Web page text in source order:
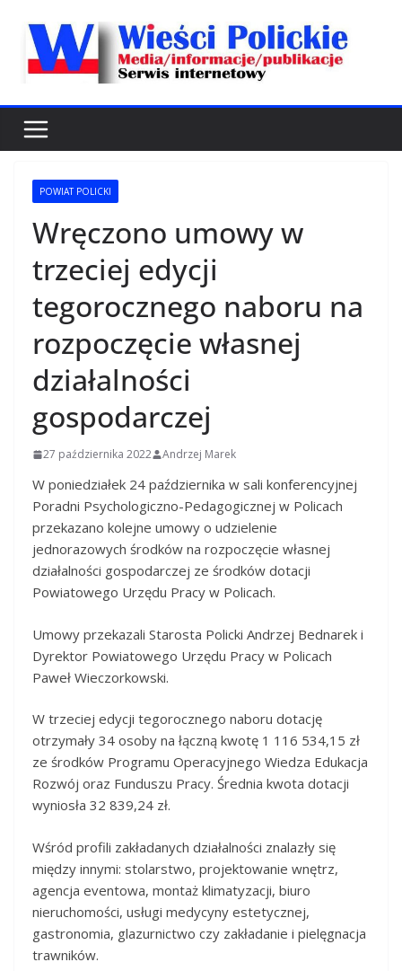
POWIAT POLICKI
Wręczono umowy w
trzeciej edycji
tegorocznego naboru na
rozpoczęcie własnej
działalności
gospodarczej
27 października 2022 Andrzej Marek
W poniedziałek 24 października w sali konferencyjnej
Poradni Psychologiczno-Pedagogicznej w Policach
przekazano kolejne umowy o udzielenie
jednorazowych środków na rozpoczęcie własnej
działalności gospodarczej ze środków dotacji
Powiatowego Urzędu Pracy w Policach.
Umowy przekazali Starosta Policki Andrzej Bednarek i
Dyrektor Powiatowego Urzędu Pracy w Policach
Paweł Wieczorkowski.
W trzeciej edycji tegorocznego naboru dotację
otrzymały 34 osoby na łączną kwotę 1 116 534,15 zł
ze środków Programu Operacyjnego Wiedza Edukacja
Rozwój oraz Funduszu Pracy. Średnia kwota dotacji
wyniosła 32 839,24 zł.
Wśród profili zakładanych działalności znalazły się
między innymi: stolarstwo, projektowanie wnętrz,
agencja eventowa, montaż klimatyzacji, biuro
nieruchomości, usługi medycyny estetycznej,
gastronomia, glazurnictwo czy zakładanie i pielęgnacja
trawników.